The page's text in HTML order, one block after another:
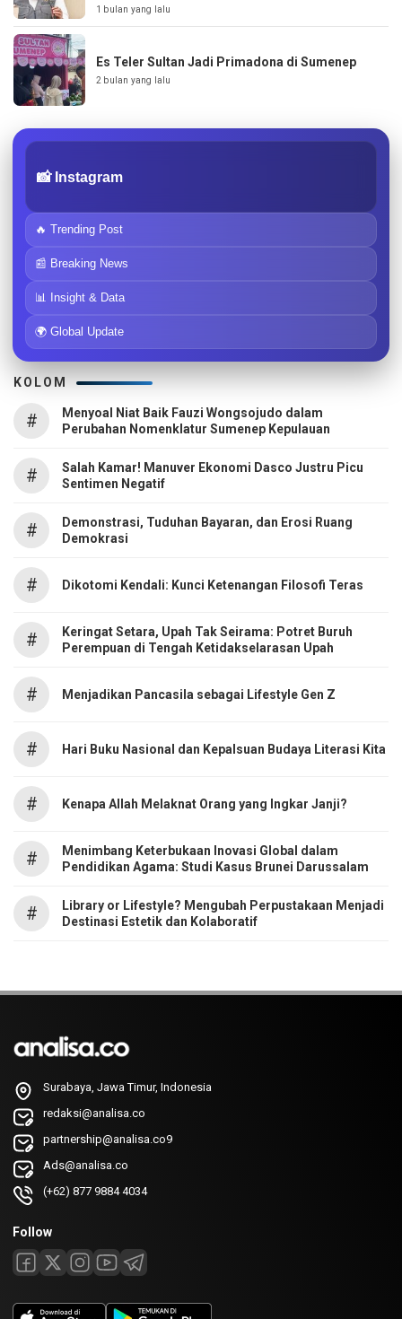
1 bulan yang lalu
Es Teler Sultan Jadi Primadona di Sumenep
2 bulan yang lalu
📸 Instagram
🔥 Trending Post
📰 Breaking News
📊 Insight & Data
🌍 Global Update
KOLOM
#
Menyoal Niat Baik Fauzi Wongsojudo dalam
Perubahan Nomenklatur Sumenep Kepulauan
#
Salah Kamar! Manuver Ekonomi Dasco Justru Picu
Sentimen Negatif
#
Demonstrasi, Tuduhan Bayaran, dan Erosi Ruang
Demokrasi
# Dikotomi Kendali: Kunci Ketenangan Filosofi Teras
#
Keringat Setara, Upah Tak Seirama: Potret Buruh
Perempuan di Tengah Ketidakselarasan Upah
# Menjadikan Pancasila sebagai Lifestyle Gen Z
# Hari Buku Nasional dan Kepalsuan Budaya Literasi Kita
# Kenapa Allah Melaknat Orang yang Ingkar Janji?
#
Menimbang Keterbukaan Inovasi Global dalam
Pendidikan Agama: Studi Kasus Brunei Darussalam
#
Library or Lifestyle? Mengubah Perpustakaan Menjadi
Destinasi Estetik dan Kolaboratif
Surabaya, Jawa Timur, Indonesia
redaksi@analisa.co
partnership@analisa.co9
Ads@analisa.co
(+62) 877 9884 4034
Follow